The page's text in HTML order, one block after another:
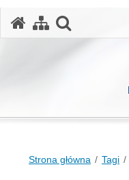
Strona główna Tagi